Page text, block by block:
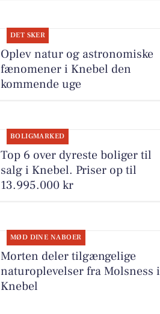
DET SKER
Oplev natur og astronomiske
fænomener i Knebel den
kommende uge
BOLIGMARKED
Top 6 over dyreste boliger til
salg i Knebel. Priser op til
13.995.000 kr
MØD DINE NABOER
Morten deler tilgængelige
naturoplevelser fra Molsness i
Knebel